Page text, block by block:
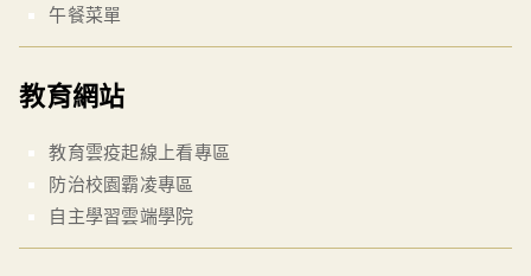
午餐菜單
教育網站
教育雲疫起線上看專區
防治校園霸凌專區
自主學習雲端學院